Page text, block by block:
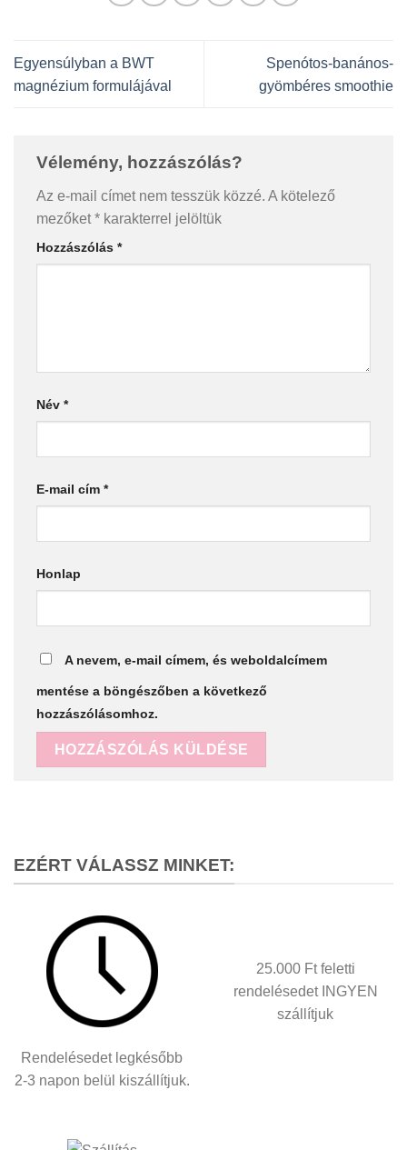
Egyensúlyban a BWT
magnézium formulájával
Spenótos-banános-
gyömbéres smoothie
Vélemény, hozzászólás?
Az e-mail címet nem tesszük közzé. A kötelező
mezőket* karakterrel jelöltük
Hozzászólás *
Név *
E-mail cím *
Honlap
A nevem, e-mail címem, és weboldalcímem
mentése a böngészőben a következő
hozzászólásomhoz.
EZÉRT VÁLASSZ MINKET:
Rendelésedet legkésőbb
2-3 napon belül kiszállítjuk.
25.000 Ft feletti
rendelésedet INGYEN
szállítjuk